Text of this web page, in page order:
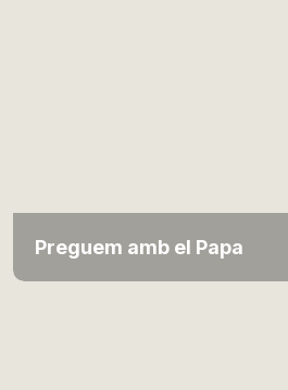
Preguem amb el Papa